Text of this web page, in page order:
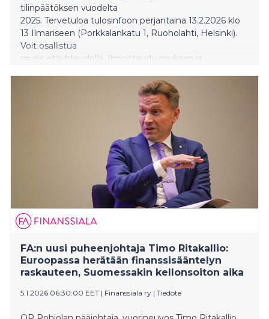
tilinpäätöksen vuodelta
2025. Tervetuloa tulosinfoon perjantaina 13.2.2026 klo
13 Ilmariseen (Porkkalankatu 1, Ruoholahti, Helsinki).
Voit osallistua
myös etäyhteydellä. Ilmoittaudu mukaan ja
FA:n uusi puheenjohtaja Timo Ritakallio:
Euroopassa herätään finanssisääntelyn
raskauteen, Suomessakin kellonsoiton aika
5.1.2026 06:30:00 EET | Finanssiala ry | Tiedote